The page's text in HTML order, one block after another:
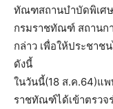
ทัณฑสถานบำบัดพิเศ
กรมราชทัณฑ์ สถานก
กล่าว เพื่อให้ประชาช
ดังนี้
ในวันนี้(18 ส.ค.64)แ
ราชทัณฑ์ได้เข้าตรวจ